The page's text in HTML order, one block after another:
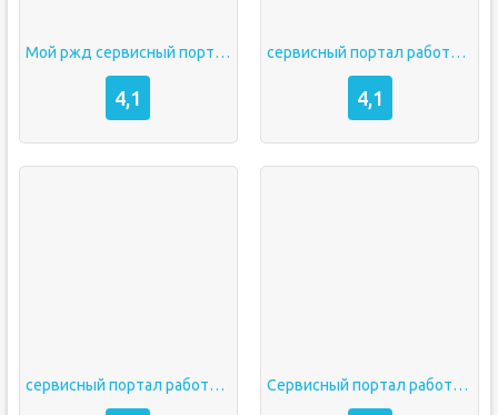
Мой ржд сервисный портал работника личный кабинет
4,1
сервисный портал работника ржд
4,1
сервисный портал работника оао ржд Сервисный портал работника